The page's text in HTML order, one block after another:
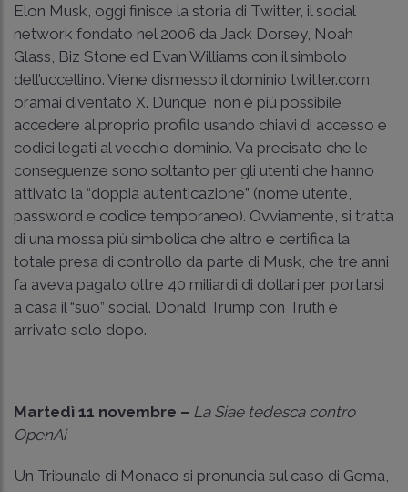
Elon Musk, oggi finisce la storia di Twitter, il social
network fondato nel 2006 da Jack Dorsey, Noah
Glass, Biz Stone ed Evan Williams con il simbolo
dell’uccellino. Viene dismesso il dominio twitter.com,
oramai diventato X. Dunque, non è più possibile
accedere al proprio profilo usando chiavi di accesso e
codici legati al vecchio dominio. Va precisato che le
conseguenze sono soltanto per gli utenti che hanno
attivato la “doppia autenticazione” (nome utente,
password e codice temporaneo). Ovviamente, si tratta
di una mossa più simbolica che altro e certifica la
totale presa di controllo da parte di Musk, che tre anni
fa aveva pagato oltre 40 miliardi di dollari per portarsi
a casa il “suo” social. Donald Trump con Truth è
arrivato solo dopo.
Martedì 11 novembre – La Siae tedesca contro
OpenAi
Un Tribunale di Monaco si pronuncia sul caso di Gema,